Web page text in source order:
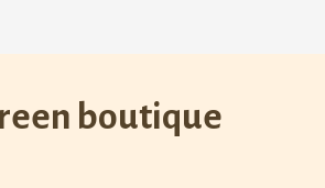
boutique